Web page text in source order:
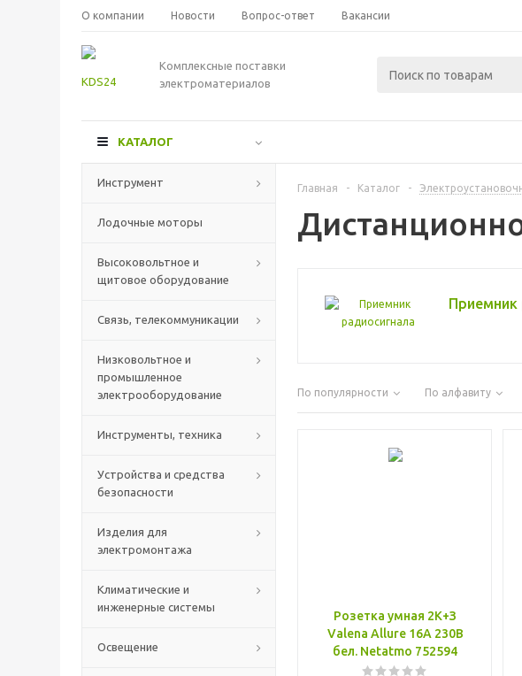
О компании Новости Вопрос-ответ Вакансии
Комплексные поставки
электроматериалов
КАТАЛОГ
Инструмент
Лодочные моторы
Высоковольтное и
щитовое оборудование
Связь, телекоммуникации
Низковольтное и
промышленное
электрооборудование
Инструменты, техника
Устройства и средства
безопасности
Изделия для
электромонтажа
Климатические и
инженерные системы
Освещение
Главная - Каталог -
Приемник
По популярности По алфавиту
Розетка умная 2К+З
Valena Allure 16А 230В
бел. Netatmo 752594